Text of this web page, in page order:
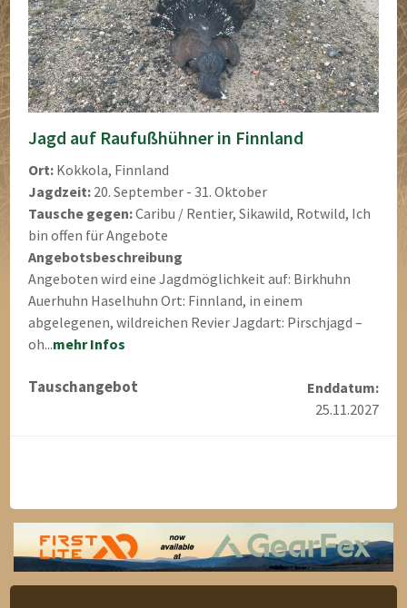
Jagd auf Raufußhühner in Finnland
Ort: Kokkola, Finnland
Jagdzeit: 20. September - 31. Oktober
Tausche gegen:Caribu / Rentier, Sikawild, Rotwild, Ich
bin offen für Angebote
Angebotsbeschreibung
Angeboten wird eine Jagdmöglichkeit auf: Birkhuhn
Auerhuhn Haselhuhn Ort: Finnland, in einem
abgelegenen, wildreichen Revier Jagdart: Pirschjagd –
oh...mehr Infos
Tauschangebot
Enddatum:
25.11.2027